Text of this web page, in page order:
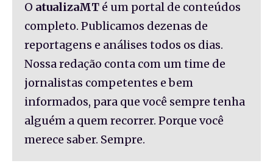
O atualizaMT é um portal de conteúdos
completo. Publicamos dezenas de
reportagens e análises todos os dias.
Nossa redação conta com um time de
jornalistas competentes e bem
informados, para que você sempre tenha
alguém a quem recorrer. Porque você
merece saber. Sempre.